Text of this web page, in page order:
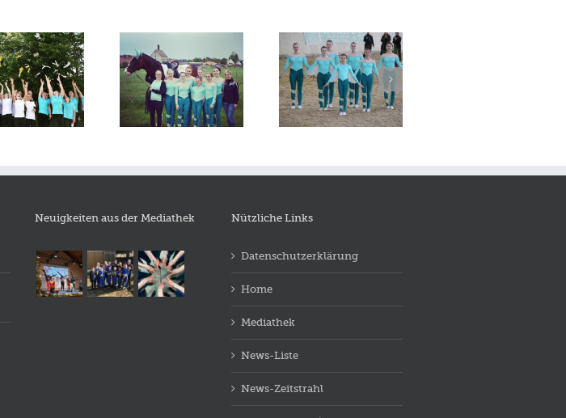
Turnier in
Gerolfingen am
25.5.2019
Voltigierturnier in
Aufroth am 11.5.2019
Neuigkeiten aus der Mediathek Nützliche Links
Datenschutzerklärung
Home
Mediathek
News-Liste
News-Zeitstrahl